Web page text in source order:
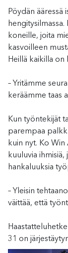
Pöydän ääressä
koneille, joita
kasvoilleen
Heillä kaikilla on
– Yritämme
keräämme taas
Kun työntekijät
parempaa
kuin nyt. Ko
kuuluvia ihmisiä,
hankaluuksia
– Yleisin
väittää, että
31 on